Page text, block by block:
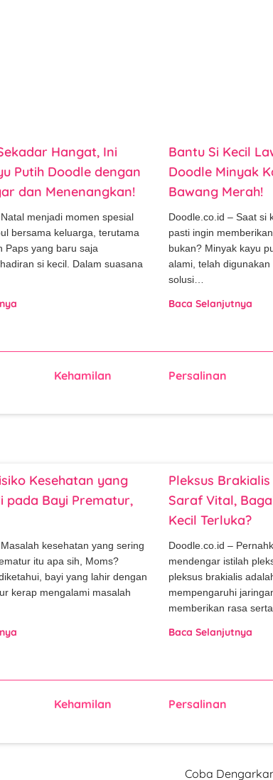
Hangat, Ini
Putih Doodle dengan
dan Menenangkan!
menjadi momen spesial
bersama keluarga, terutama
Paps yang baru saja
si kecil. Dalam suasana
Bantu Si Kecil
Doodle Minyak
Bawang Merah!
Doodle.co.id – Saat si
pasti ingin
bukan? Minyak kayu
alami, telah
solusi…
Baca Selanjutnya
Kehamilan Persalinan
Kesehatan yang
pada Bayi Prematur,
kesehatan yang sering
itu apa sih, Moms?
bayi yang lahir dengan
kerap mengalami masalah
Pleksus
Saraf Vital,
Kecil Terluka?
Doodle.co.id –
mendengar istilah
pleksus brakialis
mempengaruhi
memberikan rasa
Baca Selanjutnya
Kehamilan Persalinan
Coba